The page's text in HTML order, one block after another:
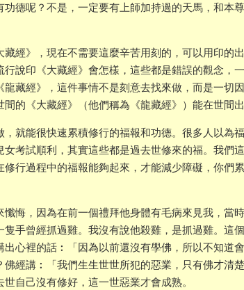
德呢？不是，一定要有上師加持過的天馬，和本
經》，現在不需要這麼辛苦用刻的，可以用印的
說印《大藏經》會怎樣，這些都是錯誤的觀念，
藏經》，這件事情不是刻意去找來做，而是一切
的《大藏經》（他們稱為《龍藏經》）能在世間出
就能很快速累積修行的福報和功德。很多人以為
考試順利，其實這些都是過去世修來的福。我們
行過程中的福報能夠起來，才能減少障礙，你們
悔，因為在前一個禮拜他身體有毛病來見我，當
手曾經抓過雞。我沒有說他殺雞，是抓過雞。這
心裡的話︰「因為以前還沒有學佛，所以不知道
經講︰「我們生生世世所犯的惡業，只有佛才清
自己沒有修好，這一世惡業才會成熟。